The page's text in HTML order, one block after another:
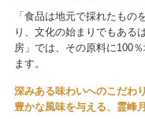
「食品は地元で採れたもの
り、文化の始まりでもある
房」では、その原料に100
ます。
深みある味わいへのこだわり
豊かな風味を与える、霊峰